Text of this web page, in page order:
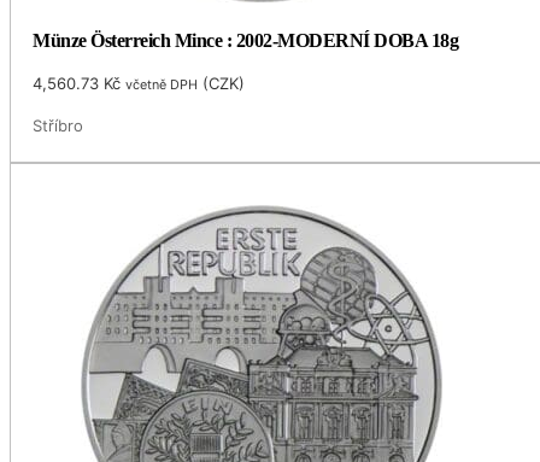
Münze Österreich Mince : 2002-MODERNÍ DOBA 18g
4,560.73 Kč včetně DPH (CZK)
Stříbro